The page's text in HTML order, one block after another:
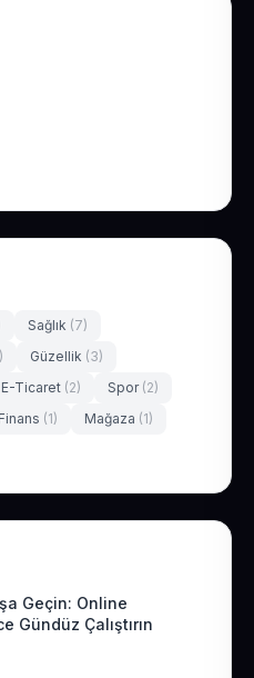
Sağlık (7)
Güzellik (3)
E-Ticaret (2) Spor (2)
Finans (1) Mağaza (1)
Geçin: Online
Gündüz Çalıştırın